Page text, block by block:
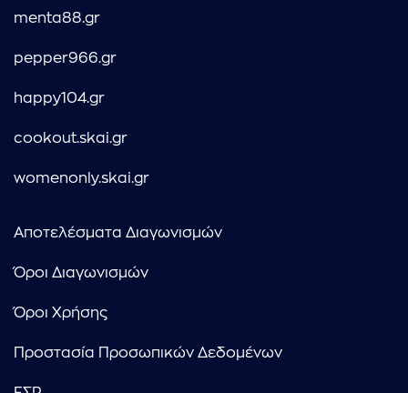
menta88.gr
pepper966.gr
happy104.gr
cookout.skai.gr
womenonly.skai.gr
Αποτελέσματα Διαγωνισμών
Όροι Διαγωνισμών
Όροι Χρήσης
Προστασία Προσωπικών Δεδομένων